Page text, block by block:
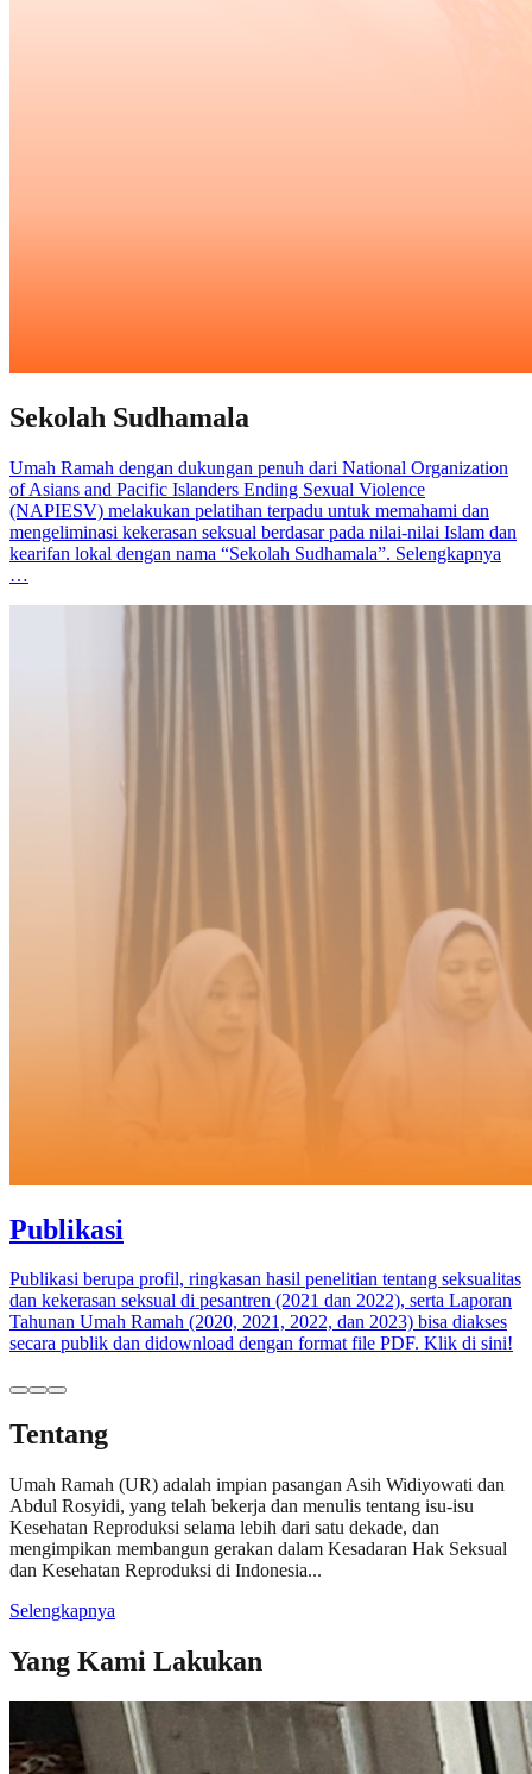
Sekolah Sudhamala
Umah Ramah dengan dukungan penuh dari National Organization
of Asians and Pacific Islanders Ending Sexual Violence
(NAPIESV) melakukan pelatihan terpadu untuk memahami dan
mengeliminasi kekerasan seksual berdasar pada nilai-nilai Islam dan
kearifan lokal dengan nama “Sekolah Sudhamala”. Selengkapnya
…
Publikasi
Publikasi berupa profil, ringkasan hasil penelitian tentang seksualitas
dan kekerasan seksual di pesantren (2021 dan 2022), serta Laporan
Tahunan Umah Ramah (2020, 2021, 2022, dan 2023) bisa diakses
secara publik dan didownload dengan format file PDF. Klik di sini!
Tentang
Umah Ramah (UR) adalah impian pasangan Asih Widiyowati dan
Abdul Rosyidi, yang telah bekerja dan menulis tentang isu-isu
Kesehatan Reproduksi selama lebih dari satu dekade, dan
mengimpikan membangun gerakan dalam Kesadaran Hak Seksual
dan Kesehatan Reproduksi di Indonesia...
Selengkapnya
Yang Kami Lakukan